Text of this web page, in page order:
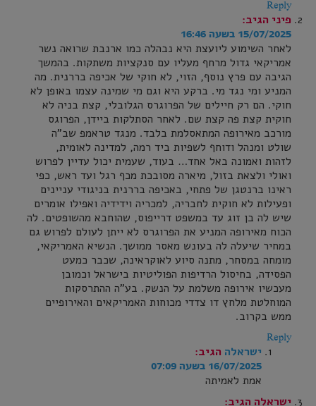
Reply
פיני הגיב:
15/07/2025 בשעה 16:46
לאחר השימוע ליועצת היא נבהלה כמו ארנבת שרואה נשר
אמריקאי גדול מרחף מעליו עם סנקציות משתקות. בהמשך
הגיבה עם פרץ נוסף, הזוי, לא חוקי של אכיפה בררנית. מה
המניע ומי נגד מי. ברקע היא וגם מי שמינה עצמו באופן לא
חוקי. הם רק חיילים של הפרוגרס הגלובלי, קצת בניה לא
חוקית קצת פה קצת שם. לאחר הסתלקות ביידן, הפרוגס
מורכב מאירופה המתאסלמת בלבד. מנגד טראמפ שב"ה
שולט ומנהל ודוחף לשפיות ביד רמה, למדינה לאומית,
לזהות ואמונה באל אחד… בעוד, שעמית יכול עדיין לפרוש
ואולי ולצאת בזול, מיארה מסובכת מכף רגל ועד ראש, כפי
ראינו ברנטגן של פתחי, באכיפה בררנית בניגודי עניינים
ופעילות לא חוקית לחבריה, למכריה וידידיה ואפילו אומרים
שיש לה בן זוג עד במשפט דרייפוס, שהוחבא מהשופטים. לה
הכוח מאירופה המניע את הפרוגרס לא ייתן לעולם לפרוש גם
במחיר שיעלה לה בעונש מאסר ממושך. הנשיא האמריקאי,
מומחה במסחר, מתנה סיוע לאוקראינה, שכבר כמעט
הפסידה, בחיסול הרדיפות הפוליטיות בישראל וכמובן
מעכשיו אירופה משלמת על הנשק. בע"ה ההתרסקות
המוחלטת מלחץ דו צדדי מכוחות האמריקאים והאירופיים
ממש בקרוב.
Reply
ישראלה הגיב:
16/07/2025 בשעה 07:09
אמת לאמיתה
ישראלה הגיב: